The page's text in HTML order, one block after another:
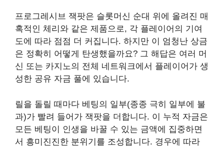
프로그레시브 잭팟은 슬롯머신 순대 위에 올려진 매
혹적인 체리와 같은 제품으로, 각 플레이어의 기여
도에 따라 점점 더 커집니다. 하지만 이 엄청난 상금
은 정확히 어떻게 탄생했을까요? 그 해답은 여러 머
신 또는 카지노의 전체 네트워크에서 플레이어가 생
성한 공유 자금 풀에 있습니다.
릴을 돌릴 때마다 베팅의 일부(종종 극히 일부에 불
과)가 빨려 들어가 잭팟을 더합니다. 이 누적 자금은
모든 베팅이 인생을 바꿀 수 있는 금액에 집중하면
서 흥미진진한 분위기를 조성합니다. 경우에 따라